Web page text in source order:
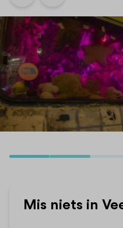
Mis niets in